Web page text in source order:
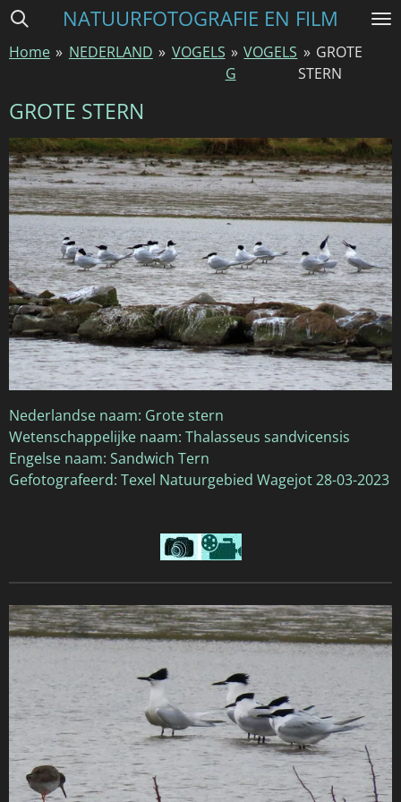
Ga
naar
hoofdinhoud
NATUURFOTOGRAFIE EN FILM
Home » NEDERLAND » VOGELS » VOGELS
G
» GROTE
STERN
GROTE STERN
Nederlandse naam: Grote stern
Wetenschappelijke naam: Thalasseus sandvicensis
Engelse naam: Sandwich Tern
Gefotografeerd: Texel Natuurgebied Wagejot 28-03-2023